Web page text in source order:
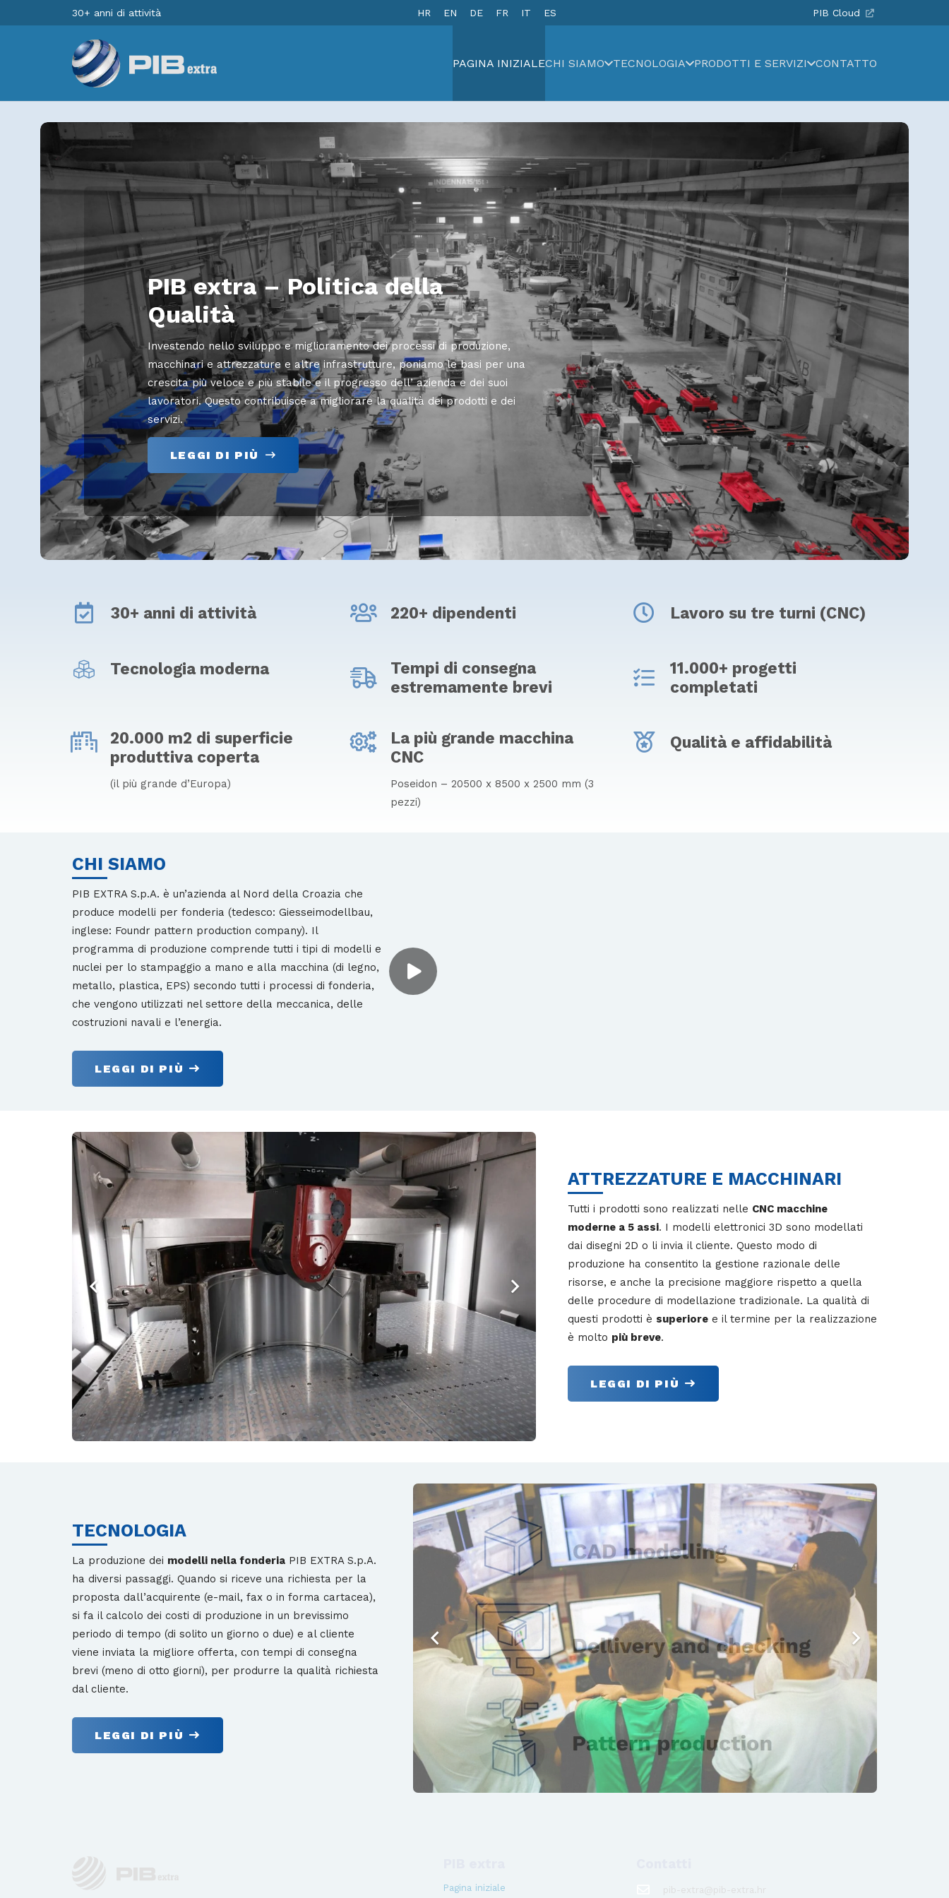
30+ anni di attività HR EN DE FR IT ES PIB Cloud
PAGINA INIZIALECHI SIAMO TECNOLOGIA PRODOTTI E SERVIZI CONTATTO
PIB extra – Politica della
Qualità
Investendo nello sviluppo e miglioramento dei processi di produzione,
macchinari e attrezzature e altre infrastrutture, poniamo le basi per una
crescita più veloce e più stabile e il progresso dell’ azienda e dei suoi
lavoratori. Questo contribuisce a migliorare la qualità dei prodotti e dei
servizi.
LEGGI DI PIÙ
30+ anni di attività 220+ dipendenti Lavoro su tre turni (CNC)
Tecnologia moderna
Tempi di consegna
estremamente brevi
11.000+ progetti
completati
20.000 m2 di superficie
produttiva coperta
(il più grande d’Europa)
La più grande macchina
CNC
Poseidon – 20500 x 8500 x 2500 mm (3
pezzi)
Qualità e affidabilità
CHI SIAMO
PIB EXTRA S.p.A. è un’azienda al Nord della Croazia che
produce modelli per fonderia (tedesco: Giesseimodellbau,
inglese: Foundr pattern production company). Il
programma di produzione comprende tutti i tipi di modelli e
nuclei per lo stampaggio a mano e alla macchina (di legno,
metallo, plastica, EPS) secondo tutti i processi di fonderia,
che vengono utilizzati nel settore della meccanica, delle
costruzioni navali e l’energia.
LEGGI DI PIÙ
ATTREZZATURE E MACCHINARI
Tutti i prodotti sono realizzati nelle CNC macchine
moderne a 5 assi. I modelli elettronici 3D sono modellati
dai disegni 2D o li invia il cliente. Questo modo di
produzione ha consentito la gestione razionale delle
risorse, e anche la precisione maggiore rispetto a quella
delle procedure di modellazione tradizionale. La qualità di
questi prodotti è superiore e il termine per la realizzazione
è molto più breve.
LEGGI DI PIÙ
TECNOLOGIA
La produzione dei modelli nella fonderia PIB EXTRA S.p.A.
ha diversi passaggi. Quando si riceve una richiesta per la
proposta dall’acquirente (e-mail, fax o in forma cartacea),
si fa il calcolo dei costi di produzione in un brevissimo
periodo di tempo (di solito un giorno o due) e al cliente
viene inviata la migliore offerta, con tempi di consegna
brevi (meno di otto giorni), per produrre la qualità richiesta
dal cliente.
LEGGI DI PIÙ
Pagina iniziale pib-extra@pib-extra.hr